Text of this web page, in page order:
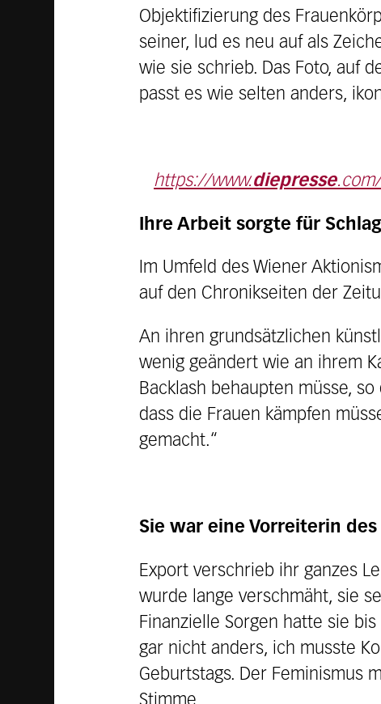
Objektifizierung des
seiner, lud es neu auf als
wie sie schrieb. Das Foto, auf
passt es wie selten anders,
https://www.diepresse
Ihre Arbeit sorgte für
Im Umfeld des Wiener
auf den Chronikseiten der
An ihren grundsätzlichen
wenig geändert wie an ihrem
Backlash behaupten müsse,
dass die Frauen kämpfen
gemacht.“
Sie war eine Vorreiterin
Export verschrieb ihr ganzes
wurde lange verschmäht, sie
Finanzielle Sorgen hatte sie
gar nicht anders, ich musste
Geburtstags. Der Feminismus